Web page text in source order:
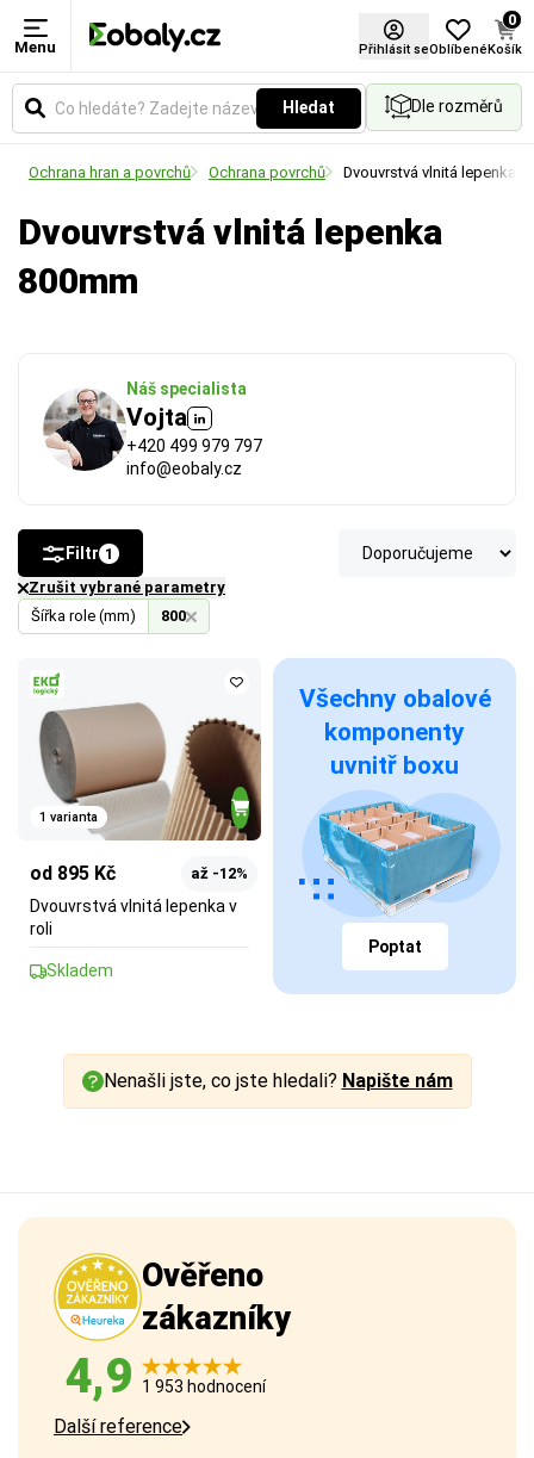
Menu Přihlásit seOblíbené
0
Košík
Hledat Dle rozměrů
Ochrana hran a povrchů Ochrana povrchů Dvouvrstvá vlnitá lepenka
Dvouvrstvá vlnitá lepenka
800mm
Náš specialista
Vojta
+420 499 979 797
info@eobaly.cz
Šířka role (mm) 800
Zrušit vybrané parametry
Filtr 1
1 varianta
od 895 Kč až -12%
Dvouvrstvá vlnitá lepenka v
roli
Skladem
Všechny obalové
komponenty
uvnitř boxu
Poptat
Nenašli jste, co jste hledali? Napište nám
Ověřeno
zákazníky
4,9 1 953 hodnocení
Další reference
Šířka role (mm)
Udává celkovou šířku role v milimetrech. Vyberte si
palet.
Návin (m)
Udává celkovou délku materiálu namotaného na